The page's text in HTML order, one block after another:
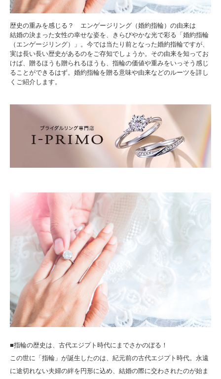
歴史の重みを感じる？ エンゲージリング（婚約指輪）の由来は
結婚の決まった女性の幸せな姿を、きらびやかな光で彩る「婚約指輪
（エンゲージリング）」。今では当たり前となった婚約指輪ですが、
実は長い長い歴史があるのをご存知でしょうか。その由来を知ってお
けば、贈るほうも贈られるほうも、指輪の価値や重みをいっそう感じ
ることができるはず。婚約指輪を贈る意味や由来などのルーツを詳し
くご紹介します。
■指輪の歴史は、古代エジプト時代にまでさかのぼる！
この世に「指輪」が誕生したのは、紀元前の古代エジプト時代。永遠
に途切れない夫婦の絆を円形に込め、結婚の際に交わされたのが始ま